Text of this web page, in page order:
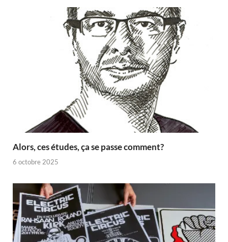
Alors, ces études, ça se passe comment?
6 octobre 2025